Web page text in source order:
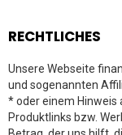
RECHTLICHES
Unsere Webseite
und sogenannten
* oder einem Hinweis
Produktlinks bzw.